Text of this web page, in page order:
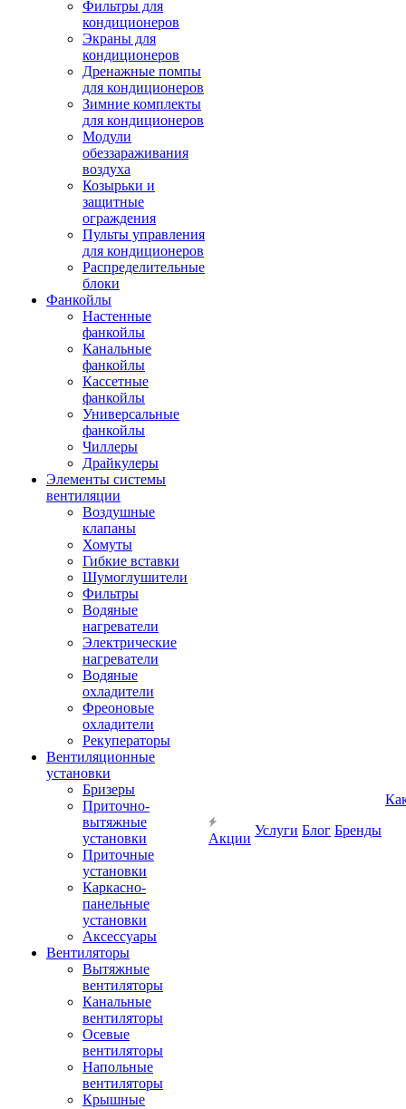
Фильтры для
кондиционеров
Экраны для
кондиционеров
Дренажные помпы
для кондиционеров
Зимние комплекты
для кондиционеров
Модули
обеззараживания
воздуха
Козырьки и
защитные
ограждения
Пульты управления
для кондиционеров
Распределительные
блоки
Фанкойлы
Настенные
фанкойлы
Канальные
фанкойлы
Кассетные
фанкойлы
Универсальные
фанкойлы
Чиллеры
Драйкулеры
Элементы системы
вентиляции
Воздушные
клапаны
Хомуты
Гибкие вставки
Шумоглушители
Фильтры
Водяные
нагреватели
Электрические
нагреватели
Водяные
охладители
Фреоновые
охладители
Рекуператоры
Вентиляционные
установки
Бризеры
Приточно-
вытяжные
установки
Приточные
установки
Каркасно-
панельные
установки
Аксессуары
Вентиляторы
Вытяжные
вентиляторы
Канальные
вентиляторы
Осевые
вентиляторы
Напольные
вентиляторы
Крышные
Акции
Услуги Блог Бренды